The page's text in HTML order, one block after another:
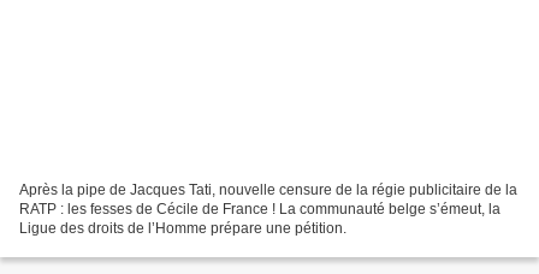
Après la pipe de Jacques Tati, nouvelle censure de la régie publicitaire de la
RATP : les fesses de Cécile de France ! La communauté belge s’émeut, la
Ligue des droits de l’Homme prépare une pétition.